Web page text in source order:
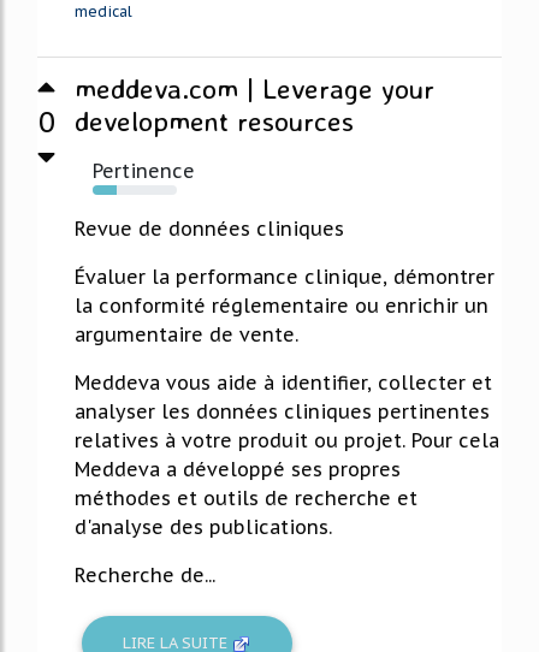
medical
0
meddeva.com | Leverage your
development resources
Pertinence
28%
Revue de données cliniques
Évaluer la performance clinique, démontrer
la conformité réglementaire ou enrichir un
argumentaire de vente.
Meddeva vous aide à identifier, collecter et
analyser les données cliniques pertinentes
relatives à votre produit ou projet. Pour cela
Meddeva a développé ses propres
méthodes et outils de recherche et
d'analyse des publications.
Recherche de...
LIRE LA SUITE